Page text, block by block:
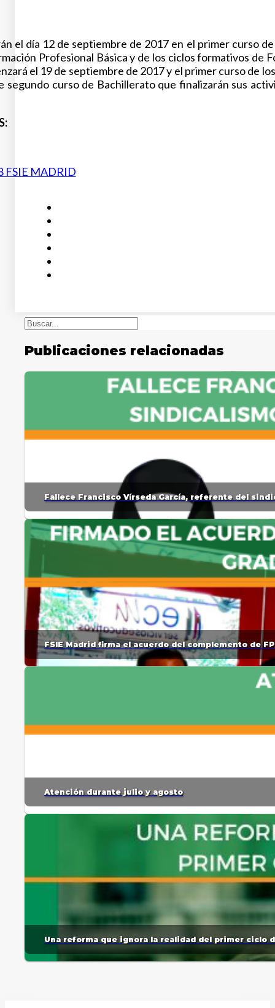
el día 12 de septiembre de 2017 en el primer curso
Profesional Básica y de los ciclos formativos
el 19 de septiembre de 2017 y el primer curso de
segundo curso de Bachillerato que finalizarán sus
FSIE MADRID
Buscar
Publicaciones relacionadas
Fallece Francisco Vírseda García, referente del
FSIE Madrid firma el acuerdo del complemento de
Atención durante julio y agosto
Una reforma que ignora la realidad del primer ciclo